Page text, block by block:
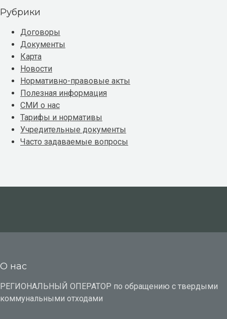
Рубрики
Договоры
Документы
Карта
Новости
Нормативно-правовые акты
Полезная информация
СМИ о нас
Тарифы и нормативы
Учредительные документы
Часто задаваемые вопросы
О нас
РЕГИОНАЛЬНЫЙ ОПЕРАТОР по обращению с твердыми
коммунальными отходами